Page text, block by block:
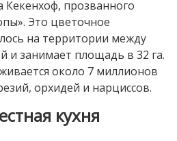
Кекенхоф, прозванного
Это цветочное
на территории между
и занимает площадь в 32 га.
около 7 миллионов
орхидей и нарциссов.
кухня